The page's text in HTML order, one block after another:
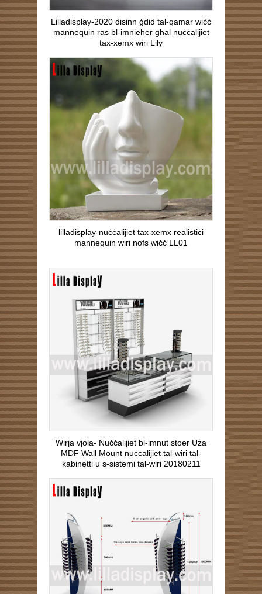
Lilladisplay-2020 disinn ġdid tal-qamar wiċċ
mannequin ras bl-imnieħer għal nuċċalijiet
tax-xemx wiri Lily
lilladisplay-nuċċalijiet tax-xemx realistiċi
mannequin wiri nofs wiċċ LL01
Wirja vjola- Nuċċalijiet bl-imnut stoer Uża
MDF Wall Mount nuċċalijiet tal-wiri tal-
kabinetti u s-sistemi tal-wiri 20180211